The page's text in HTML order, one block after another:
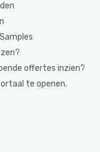
offertes inzien?
te openen.